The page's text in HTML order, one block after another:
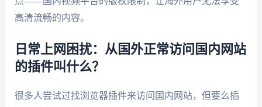
高清流畅的内容。
日常上网困扰：从国外正常访问国内网站
的插件叫什么？
很多人尝试过找浏览器插件来访问国内网站，但要么插